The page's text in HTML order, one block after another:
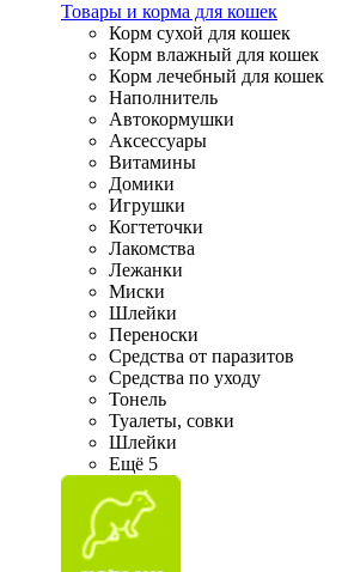
Товары и корма для кошек
Корм сухой для кошек
Корм влажный для кошек
Корм лечебный для кошек
Наполнитель
Автокормушки
Аксессуары
Витамины
Домики
Игрушки
Когтеточки
Лакомства
Лежанки
Миски
Шлейки
Переноски
Средства от паразитов
Средства по уходу
Тонель
Туалеты, совки
Шлейки
Ещё 5